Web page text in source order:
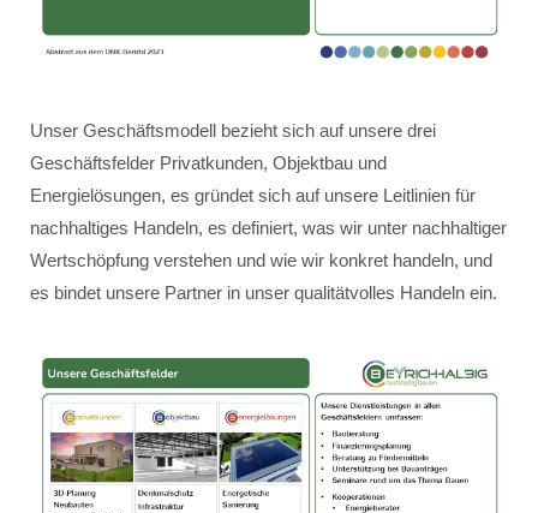
Unser Geschäftsmodell bezieht sich auf unsere drei
Geschäftsfelder Privatkunden, Objektbau und
Energielösungen, es gründet sich auf unsere Leitlinien für
nachhaltiges Handeln, es definiert, was wir unter nachhaltiger
Wertschöpfung verstehen und wie wir konkret handeln, und
es bindet unsere Partner in unser qualitätvolles Handeln ein.